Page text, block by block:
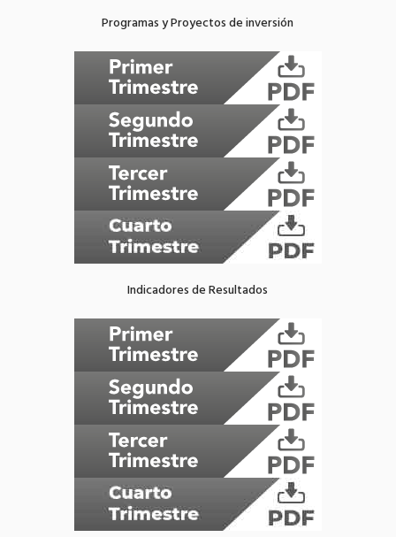
Programas y Proyectos de inversión
Indicadores de Resultados